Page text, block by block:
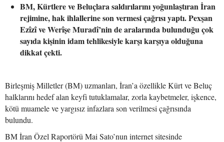
BM, Kürtlere ve Beluçlara saldırılarını yoğunlaştıran İran
rejimine, hak ihlallerine son vermesi çağrısı yaptı. Pexşan
Ezîzî ve Werîşe Muradî’nin de aralarında bulunduğu çok
sayıda kişinin idam tehlikesiyle karşı karşıya olduğuna
dikkat çekti.
Birleşmiş Milletler (BM) uzmanları, İran’a özellikle Kürt ve Beluç
halklarını hedef alan keyfi tutuklamalar, zorla kaybetmeler, işkence,
kötü muamele ve yargısız infazlara son verilmesi çağrısında
bulundu.
BM İran Özel Raportörü Mai Sato’nun internet sitesinde